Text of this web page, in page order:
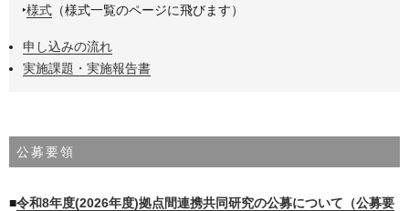
‣様式 （様式一覧のページに飛びます）
申し込みの流れ
実施課題・実施報告書
公募要領
■令和8年度(2026年度)拠点間連携共同研究の公募について（公募要